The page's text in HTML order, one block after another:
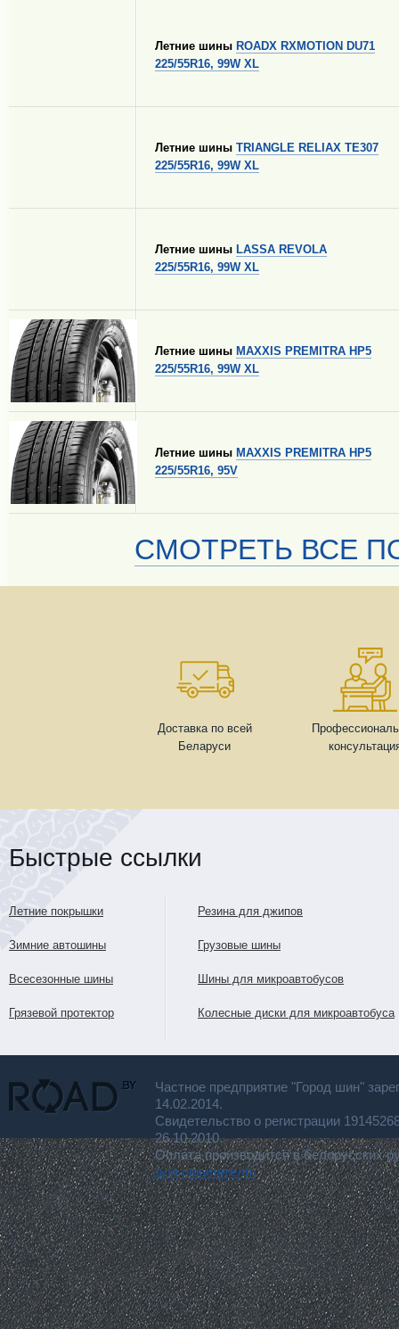
Летние шины ROADX RXMOTION DU71
225/55R16, 99W XL
Летние шины TRIANGLE RELIAX TE307
225/55R16, 99W XL
Летние шины LASSA REVOLA
225/55R16, 99W XL
Летние шины MAXXIS PREMITRA HP5
225/55R16, 99W XL
Летние шины MAXXIS PREMITRA HP5
225/55R16, 95V
СМОТРЕТЬ ВСЕ
Доставка по всей
Беларуси
Быстрые ссылки
Летние покрышки
Зимние автошины
Всесезонные шины
Грязевой протектор
Резина для джипов
Грузовые шины
Шины для микроавтобусов
Колесные диски для микроавтобуса
Частное предприятие "Город шин"
14.02.2014.
Свидетельство о регистрации
26.10.2010.
Оплата производится в белорусских
для покупателя.